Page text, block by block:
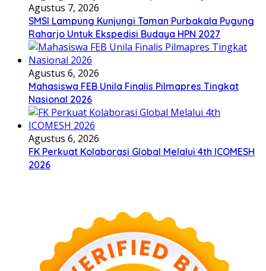
Agustus 7, 2026
SMSI Lampung Kunjungi Taman Purbakala Pugung
Raharjo Untuk Ekspedisi Budaya HPN 2027
Agustus 6, 2026
Mahasiswa FEB Unila Finalis Pilmapres Tingkat
Nasional 2026
Agustus 6, 2026
FK Perkuat Kolaborasi Global Melalui 4th ICOMESH
2026